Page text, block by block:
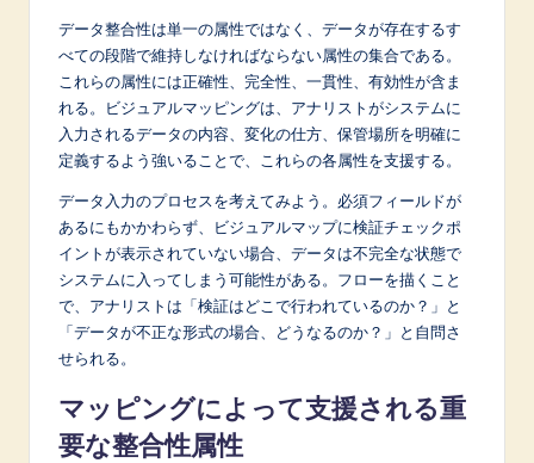
データ整合性は単一の属性ではなく、データが存在するす
べての段階で維持しなければならない属性の集合である。
これらの属性には正確性、完全性、一貫性、有効性が含ま
れる。ビジュアルマッピングは、アナリストがシステムに
入力されるデータの内容、変化の仕方、保管場所を明確に
定義するよう強いることで、これらの各属性を支援する。
データ入力のプロセスを考えてみよう。必須フィールドが
あるにもかかわらず、ビジュアルマップに検証チェックポ
イントが表示されていない場合、データは不完全な状態で
システムに入ってしまう可能性がある。フローを描くこと
で、アナリストは「検証はどこで行われているのか？」と
「データが不正な形式の場合、どうなるのか？」と自問さ
せられる。
マッピングによって支援される重
要な整合性属性